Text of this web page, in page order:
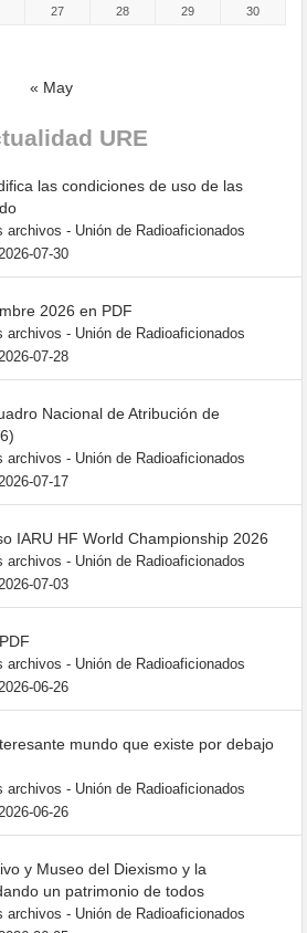
27 28 29 30
« May
URE
las condiciones de uso de las
archivos - Unión de Radioaficionados
07-30
2026 en PDF
archivos - Unión de Radioaficionados
07-28
Nacional de Atribución de
archivos - Unión de Radioaficionados
07-17
IARU HF World Championship 2026
archivos - Unión de Radioaficionados
07-03
archivos - Unión de Radioaficionados
06-26
mundo que existe por debajo
archivos - Unión de Radioaficionados
06-26
y Museo del Diexismo y la
un patrimonio de todos
archivos - Unión de Radioaficionados